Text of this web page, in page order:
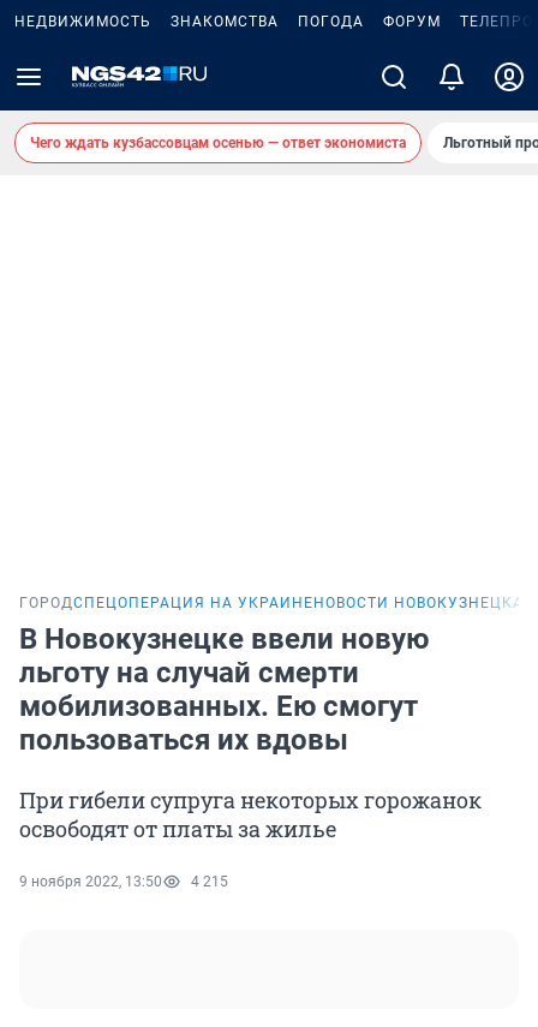
НЕДВИЖИМОСТЬ ЗНАКОМСТВА ПОГОДА ФОРУМ
Чего ждать кузбассовцам осенью — ответ экономиста Льготный
ГОРОДСПЕЦОПЕРАЦИЯ НА УКРАИНЕ НОВОСТИ НОВОКУЗНЕЦКА
В Новокузнецке ввели новую
льготу на случай смерти
мобилизованных. Ею смогут
пользоваться их вдовы
При гибели супруга некоторых горожанок
освободят от платы за жилье
9 ноября 2022, 13:50 4 215